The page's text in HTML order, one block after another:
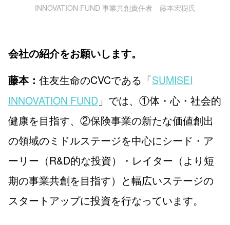
INNOVATION FUND 事業共創責任者 藤本宏樹氏
会社の紹介をお願いします。
藤本： 住友生命のCVCである「SUMISEI
INNOVATION FUND 」では、①体・心・社会的
健康を目指す、②保険事業の新たな価値創出
の領域のミドルステージを中心にシード・ア
ーリー（R&D的な投資）・レイター（より短
期の事業共創を目指す）と幅広いステージの
スタートアップに投資を行なっています。